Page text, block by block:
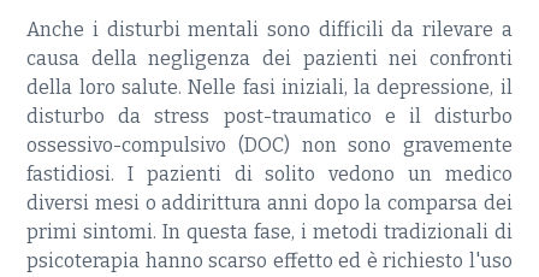
Anche i disturbi mentali sono difficili da rilevare a
causa della negligenza dei pazienti nei confronti
della loro salute. Nelle fasi iniziali, la depressione, il
disturbo da stress post-traumatico e il disturbo
ossessivo-compulsivo (DOC) non sono gravemente
fastidiosi. I pazienti di solito vedono un medico
diversi mesi o addirittura anni dopo la comparsa dei
primi sintomi. In questa fase, i metodi tradizionali di
psicoterapia hanno scarso effetto ed è richiesto l'uso